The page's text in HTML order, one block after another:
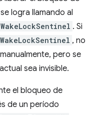
logra llamando al
WakeLockSentinel . Si
WakeLockSentinel , no
pero se
sea invisible.
el bloqueo de
de un período